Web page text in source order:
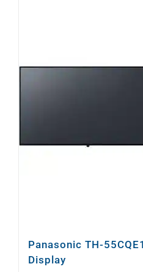
Panasonic TH-
Display